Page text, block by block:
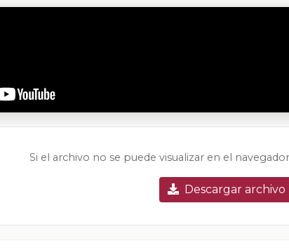
Si el archivo no se puede visualizar en el
Descargar archivo